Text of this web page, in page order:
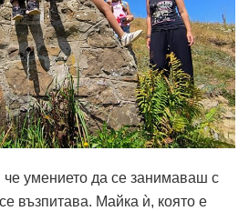
умението да се занимаваш с
възпитава. Майка ѝ, която е